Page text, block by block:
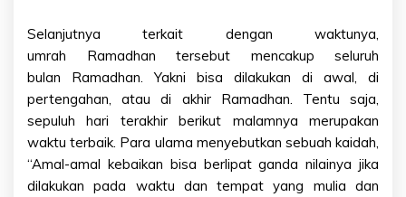
Selanjutnya terkait dengan waktunya,
umrah Ramadhan tersebut mencakup seluruh
bulan Ramadhan. Yakni bisa dilakukan di awal, di
pertengahan, atau di akhir Ramadhan. Tentu saja,
sepuluh hari terakhir berikut malamnya merupakan
waktu terbaik. Para ulama menyebutkan sebuah kaidah,
“Amal-amal kebaikan bisa berlipat ganda nilainya jika
dilakukan pada waktu dan tempat yang mulia dan